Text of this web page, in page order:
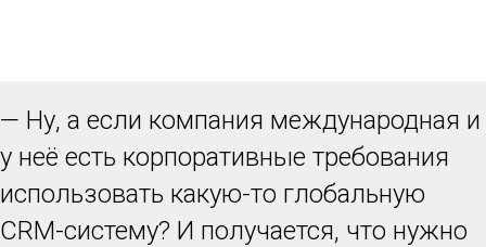
— Ну, а если компания международная и
у неё есть корпоративные требования
использовать какую-то глобальную
CRM-систему? И получается, что нужно